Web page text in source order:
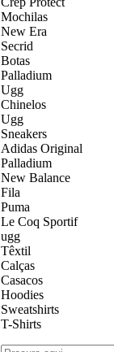
Mochilas
New Era
Secrid
Botas
Palladium
Ugg
Chinelos
Ugg
Sneakers
Adidas Original
Palladium
New Balance
Fila
Puma
Le Coq Sportif
ugg
Têxtil
Calças
Casacos
Hoodies
Sweatshirts
T-Shirts